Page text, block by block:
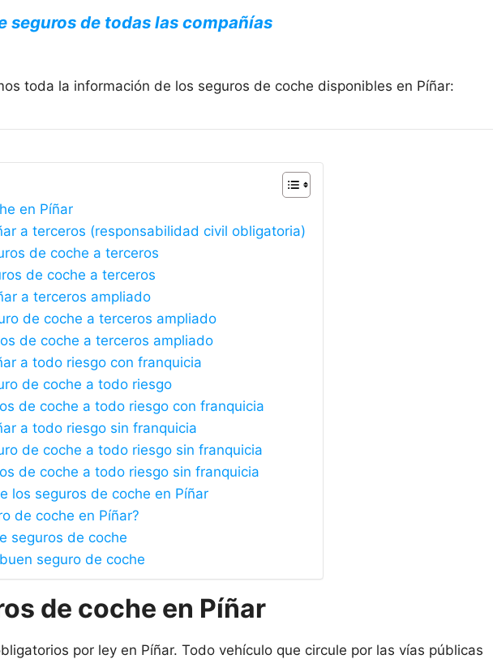
seguros de todas las compañías
toda la información de los seguros de coche disponibles en Píñar:
en Píñar
a terceros (responsabilidad civil obligatoria)
de coche a terceros
de coche a terceros
a terceros ampliado
de coche a terceros ampliado
de coche a terceros ampliado
a todo riesgo con franquicia
de coche a todo riesgo
de coche a todo riesgo con franquicia
a todo riesgo sin franquicia
de coche a todo riesgo sin franquicia
de coche a todo riesgo sin franquicia
los seguros de coche en Píñar
de coche en Píñar?
seguros de coche
seguro de coche
de coche en Píñar
por ley en Píñar. Todo vehículo que circule por las vías públicas